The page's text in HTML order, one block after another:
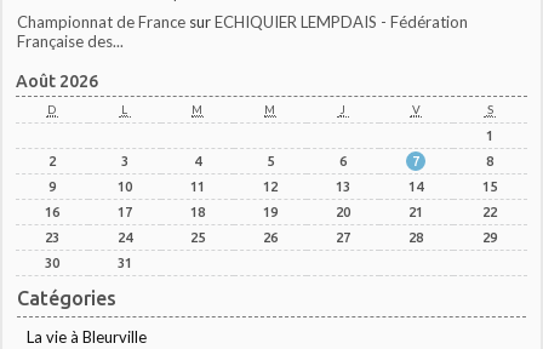
Championnat de France surECHIQUIER LEMPDAIS - Fédération
Française des...
Août 2026
D L M M J V S
1
2
3 4 5 6 7
8
9
10 11 12 13 14
15
16
17 18 19 20 21
22
23
24 25 26 27 28
29
30
31
Catégories
La vie à Bleurville